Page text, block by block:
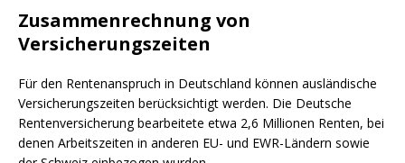
Zusammenrechnung von
Versicherungszeiten
Für den Rentenanspruch in Deutschland können ausländische
Versicherungszeiten berücksichtigt werden. Die Deutsche
Rentenversicherung bearbeitete etwa 2,6 Millionen Renten, bei
denen Arbeitszeiten in anderen EU- und EWR-Ländern sowie